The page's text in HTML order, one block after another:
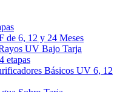
de 6, 12 y 24 Meses
UV Bajo Tarja
etapas
Básicos UV 6, 12